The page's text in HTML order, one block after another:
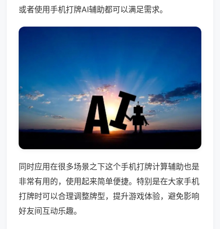
或者使用手机打牌AI辅助都可以满足需求。
同时应用在很多场景之下这个手机打牌计算辅助也是
非常有用的，使用起来简单便捷。特别是在大家手机
打牌时可以合理调整牌型，提升游戏体验，避免影响
好友间互动乐趣。